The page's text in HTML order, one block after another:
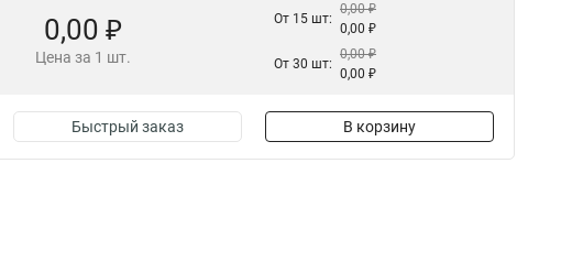
0,00 ₽
Цена за 1 шт.
От 15 шт:
0,00 ₽
0,00 ₽
От 30 шт:
0,00 ₽
0,00 ₽
Быстрый заказ В корзину